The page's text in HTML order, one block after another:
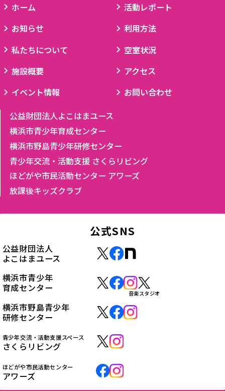
ホーム
お知らせ
私たちについて
施設概要
イベント情報
活動レポート
利用方法
空室状況
アクセス
お問い合わせ
公益財団法人よこはまユース
横浜市青少年育成センター
横浜市野島青少年研修センター
青少年交流・活動支援 さくらリビング
ほどがや市民活動センター アワーズ
放課後キッズクラブ
公式SNS
公益財団法人
よこはまユース
横浜市青少年
育成センター
音楽スタジオ
横浜市野島青少年
研修センター
青少年交流・活動支援スペース
さくらリビング
ほどがや市民活動センター
アワーズ